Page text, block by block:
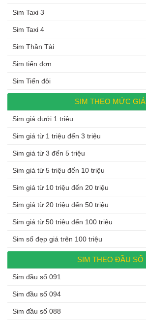
Sim Taxi 3
Sim Taxi 4
Sim Thần Tài
Sim tiến đơn
Sim Tiến đôi
SIM THEO MỨC GIÁ
Sim giá dưới 1 triệu
Sim giá từ 1 triệu đến 3 triệu
Sim giá từ 3 đến 5 triệu
Sim giá từ 5 triệu đến 10 triệu
Sim giá từ 10 triệu đến 20 triệu
Sim giá từ 20 triệu đến 50 triệu
Sim giá từ 50 triệu đến 100 triệu
Sim số đẹp giá trên 100 triệu
SIM THEO ĐẦU SỐ
Sim đầu số 091
Sim đầu số 094
Sim đầu số 088